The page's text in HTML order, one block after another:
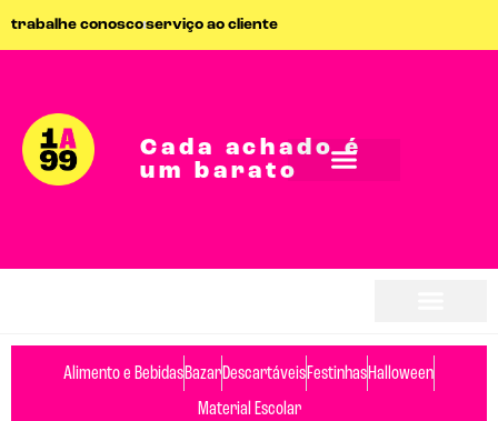
trabalhe conoscoserviço ao cliente
Cada achado é
um barato
Alimento e BebidasBazarDescartáveisFestinhasHalloween
Material Escolar